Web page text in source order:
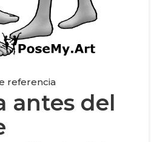
referencia
antes del